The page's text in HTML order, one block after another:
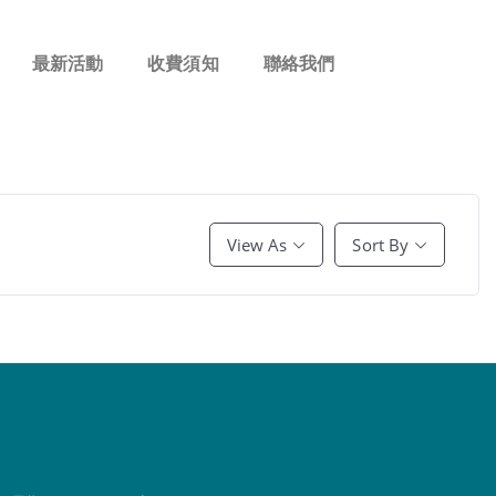
最新活動 收費須知 聯絡我們
View As Sort By